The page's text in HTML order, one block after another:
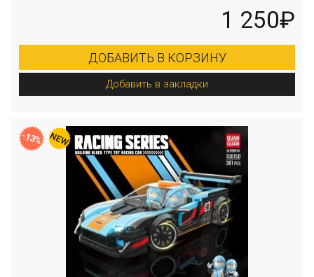
1 250₽
ДОБАВИТЬ В КОРЗИНУ
Добавить в закладки
-13%